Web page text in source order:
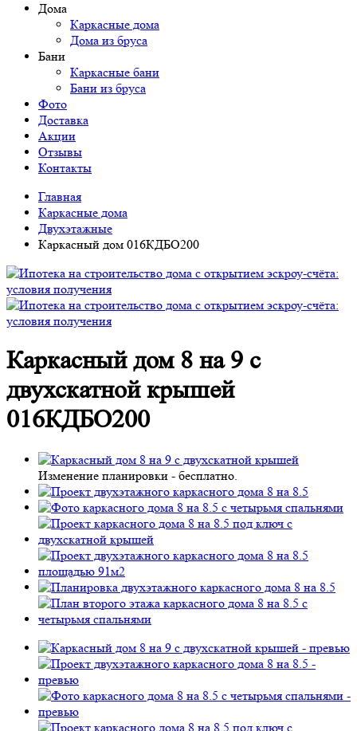
Дома
Каркасные дома
Дома из бруса
Бани
Каркасные бани
Бани из бруса
Фото
Доставка
Акции
Отзывы
Контакты
Главная
Каркасные дома
Двухэтажные
Каркасный дом 016КДБО200
Каркасный дом 8 на 9 с
двухскатной крышей
016КДБО200
Изменение планировки - бесплатно.